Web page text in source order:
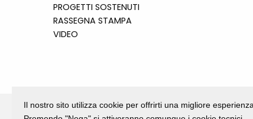
PROGETTI SOSTENUTI
RASSEGNA STAMPA
VIDEO
Il nostro sito utilizza cookie per offrirti una migliore